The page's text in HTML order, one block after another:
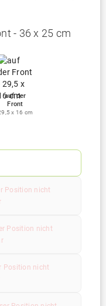
- 36 x 25 cm
auf der
Front
x 16 cm
Position nicht
Position nicht
Position nicht